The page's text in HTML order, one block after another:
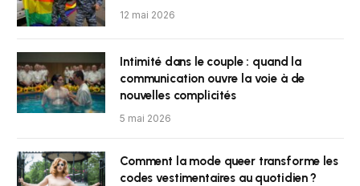
12 mai 2026
Intimité dans le couple : quand la
communication ouvre la voie à de
nouvelles complicités
5 mai 2026
Comment la mode queer transforme les
codes vestimentaires au quotidien ?